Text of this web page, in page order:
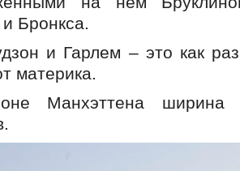
Бронкса.
и Гарлем – это как
материка.
Манхэттена ширина